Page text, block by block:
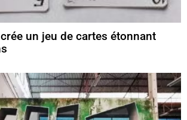
un jeu de cartes étonnant